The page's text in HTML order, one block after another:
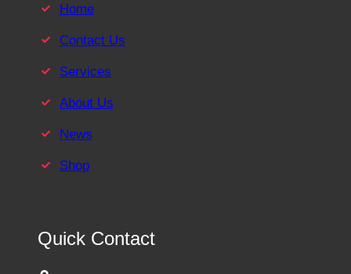
Home
Contact Us
Services
About Us
News
Shop
Quick Contact